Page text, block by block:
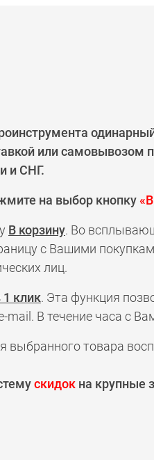
или самовывозом
и СНГ.
на выбор кнопку
В корзину. Во
с Вашими
лиц.
1 клик. Эта функция
mail. В течение часа с
выбранного товара
скидок на крупные